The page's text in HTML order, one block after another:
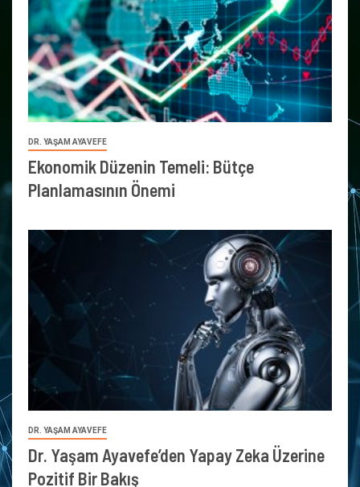
DR. YAŞAM AYAVEFE
Ekonomik Düzenin Temeli: Bütçe
Planlamasının Önemi
DR. YAŞAM AYAVEFE
Dr. Yaşam Ayavefe’den Yapay Zeka Üzerine
Pozitif Bir Bakış